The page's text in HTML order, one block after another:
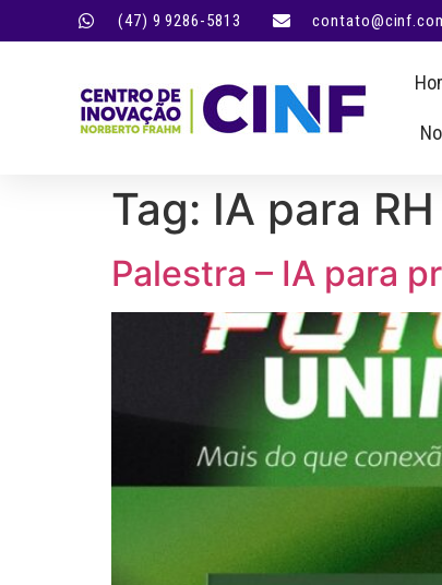
(47) 9 9286-5813
Tag: IA para RH
Palestra – IA para